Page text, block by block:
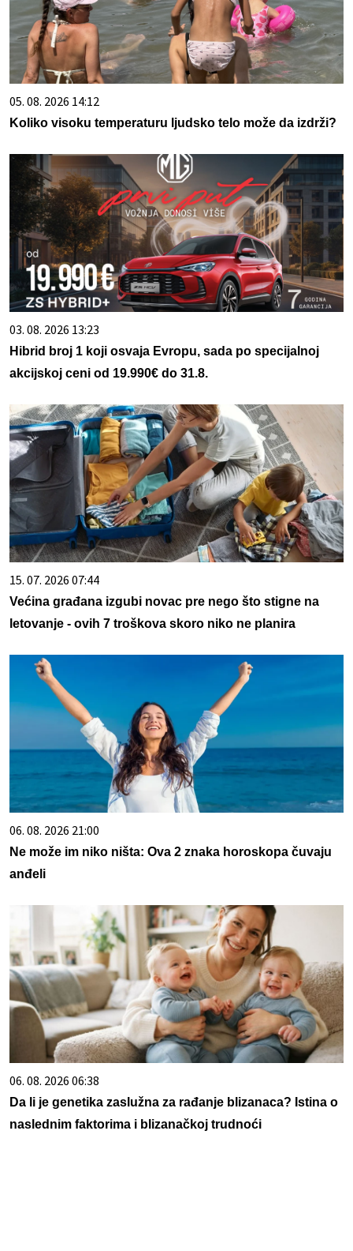
05. 08. 2026 14:12
Koliko visoku temperaturu ljudsko telo može da izdrži?
03. 08. 2026 13:23
Hibrid broj 1 koji osvaja Evropu, sada po specijalnoj
akcijskoj ceni od 19.990€ do 31.8.
15. 07. 2026 07:44
Većina građana izgubi novac pre nego što stigne na
letovanje - ovih 7 troškova skoro niko ne planira
06. 08. 2026 21:00
Ne može im niko ništa: Ova 2 znaka horoskopa čuvaju
anđeli
06. 08. 2026 06:38
Da li je genetika zaslužna za rađanje blizanaca? Istina o
naslednim faktorima i blizanačkoj trudnoći